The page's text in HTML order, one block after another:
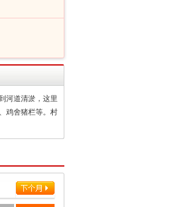
河道清淤，这里
鸡舍猪栏等。村